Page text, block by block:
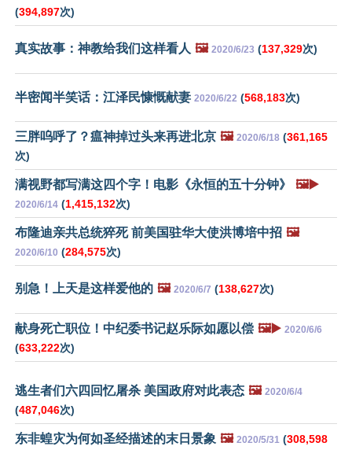
(394,897次)
真实故事：神教给我们这样看人 🖼️ 2020/6/23 (137,329次)
半密闻半笑话：江泽民慷慨献妻 2020/6/22 (568,183次)
三胖呜呼了？瘟神掉过头来再进北京 🖼️ 2020/6/18 (361,165
次)
满视野都写满这四个字！电影《永恒的五十分钟》 🖼️▶️
2020/6/14 (1,415,132次)
布隆迪亲共总统猝死 前美国驻华大使洪博培中招 🖼️
2020/6/10 (284,575次)
别急！上天是这样爱他的 🖼️ 2020/6/7 (138,627次)
献身死亡职位！中纪委书记赵乐际如愿以偿 🖼️▶️ 2020/6/6
(633,222次)
逃生者们六四回忆屠杀 美国政府对此表态 🖼️ 2020/6/4
(487,046次)
东非蝗灾为何如圣经描述的末日景象 🖼️ 2020/5/31 (308,598